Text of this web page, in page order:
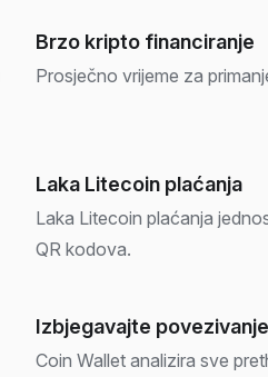
Brzo kripto financiranje
Prosječno vrijeme za
Laka Litecoin plaćanja
Laka Litecoin plaćanja
QR kodova.
Izbjegavajte
Coin Wallet analizira sve